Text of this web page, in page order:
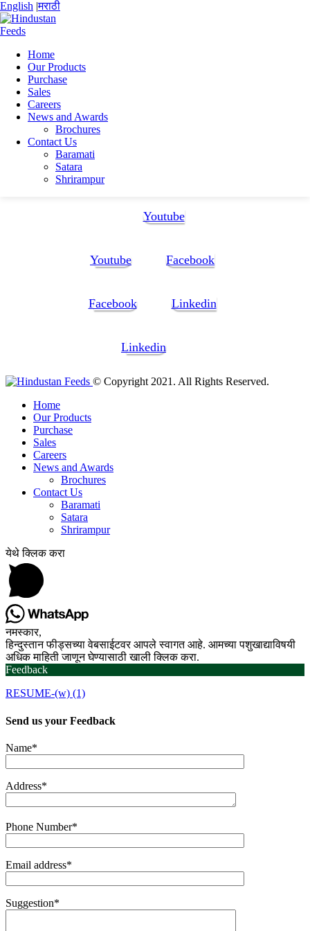
English |मराठी
Home
Our Products
Purchase
Sales
Careers
News and Awards
Brochures
Contact Us
Baramati
Satara
Shrirampur
Home
Sanat Kumar Halder
RESUME-(w) (1)
RESUME-(w) (1)
RESUME-(w) (1)
Youtube
Youtube Facebook
Facebook Linkedin
Linkedin
© Copyright 2021. All Rights Reserved.
Home
Our Products
Purchase
Sales
Careers
News and Awards
Brochures
Contact Us
Baramati
Satara
Shrirampur
येथे क्लिक करा
नमस्कार,
हिन्दुस्तान फीड्सच्या वेबसाईटवर आपले स्वागत आहे. आमच्या पशुखाद्याविषयी
अधिक माहिती जाणून घेण्यासाठी खाली क्लिक करा.
Feedback
RESUME-(w) (1)
Send us your Feedback
Name*
Address*
Phone Number*
Email address*
Suggestion*